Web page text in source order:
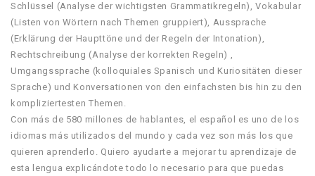
Schlüssel (Analyse der wichtigsten Grammatikregeln), Vokabular
(Listen von Wörtern nach Themen gruppiert), Aussprache
(Erklärung der Haupttöne und der Regeln der Intonation),
Rechtschreibung (Analyse der korrekten Regeln) ,
Umgangssprache (kolloquiales Spanisch und Kuriositäten dieser
Sprache) und Konversationen von den einfachsten bis hin zu den
kompliziertesten Themen.
Con más de 580 millones de hablantes, el español es uno de los
idiomas más utilizados del mundo y cada vez son más los que
quieren aprenderlo. Quiero ayudarte a mejorar tu aprendizaje de
esta lengua explicándote todo lo necesario para que puedas